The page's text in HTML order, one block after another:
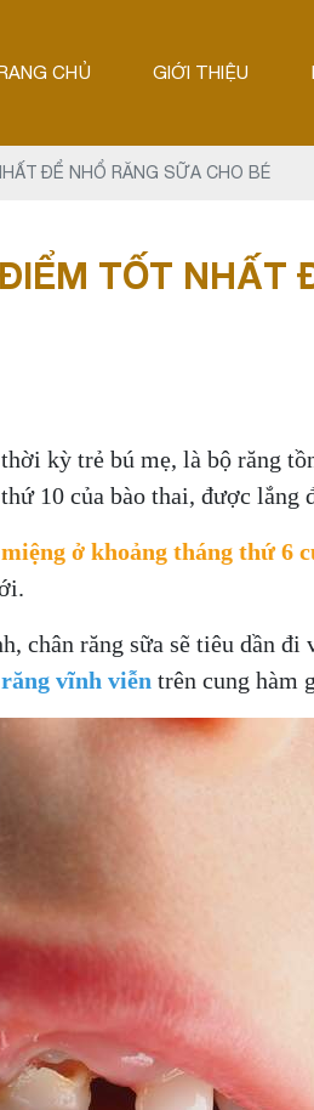
CHỦ GIỚI THIỆU
ĐỂ NHỔ RĂNG SỮA CHO BÉ
TỐT NHẤT
kỳ trẻ bú mẹ, là bộ răng
10 của bào thai, được
ở khoảng tháng thứ 6
chân răng sữa sẽ tiêu dần
vĩnh viễn trên cung hàm